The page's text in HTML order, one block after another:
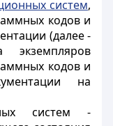
систем,
кодов и
(далее -
экземпляров
кодов и
на
систем -